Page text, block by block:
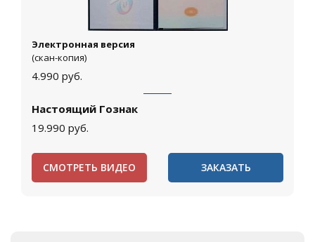
Электронная версия
(скан-копия)
4.990 руб.
Настоящий Гознак
19.990 руб.
СМОТРЕТЬ ВИДЕО ЗАКАЗАТЬ